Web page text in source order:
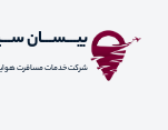
بیـــســـان
شرکت خدمات مسافرت